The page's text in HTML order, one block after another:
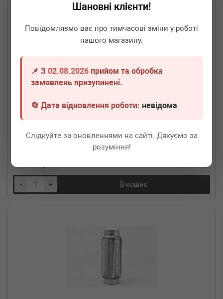
Шановні клієнти!
Повідомляємо вас про тимчасові зміни у роботі
нашого магазину.
📌 З02.08.2026 прийом та обробка
замовлень призупинені.
🔄 Дата відновлення роботи:невідома
Слідкуйте за оновленнями на сайті. Дякуємо за
розуміння!
350-250
Гофра глушника MB 207-310D (50x250)
1 200
- + В кошик